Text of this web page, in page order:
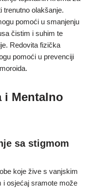
trenutno olakšanje.
pomoći u smanjenju
čistim i suhim te
Redovita fizička
pomoći u prevenciji
i Mentalno
sa stigmom
koje žive s vanjskim
i osjećaj sramote može